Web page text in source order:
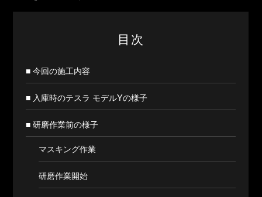
目次
■ 今回の施工内容
■ 入庫時のテスラ モデルYの様子
■ 研磨作業前の様子
マスキング作業
研磨作業開始